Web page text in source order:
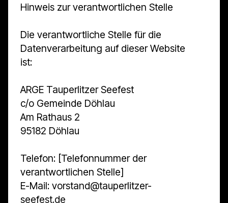
Hinweis zur verantwortlichen Stelle
Die verantwortliche Stelle für die
Datenverarbeitung auf dieser Website
ist:
ARGE Tauperlitzer Seefest
c/o Gemeinde Döhlau
Am Rathaus 2
95182 Döhlau
Telefon: [Telefonnummer der
verantwortlichen Stelle]
E-Mail: vorstand@tauperlitzer-
seefest.de